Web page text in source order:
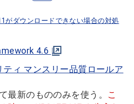
がダウンロードできない場合の対処
4.6
ティ マンスリー品質ロールア
最新のもののみを使う。 こ